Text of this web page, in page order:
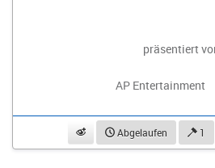
präsentiert
AP Entertainment
beobachtenAbgelaufen 1